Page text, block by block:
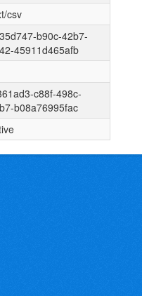
csv
b90c-42b7-
45911d465afb
c88f-498c-
b08a76995fac